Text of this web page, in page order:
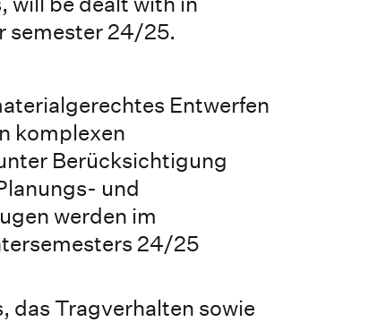
semester 24/25.
Entwerfen
komplexen
Berücksichtigung
und
werden im
24/25
das Tragverhalten sowie